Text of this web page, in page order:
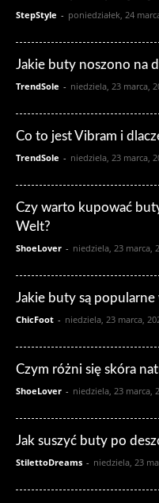
StepStyle - poniedziałek, 24
Jakie buty noszono na
TrendSole - niedziela, 23 marca,
Co to jest Vibram i
TrendSole - niedziela, 23 marca,
Czy warto kupować
Welt?
ShoeLover - niedziela, 23 marca,
Jakie buty są
ChicFoot - niedziela, 23 marca,
Czym różni się skóra
ShoeLover - niedziela, 23 marca,
Jak suszyć buty po
StilettoDreams - niedziela, 23